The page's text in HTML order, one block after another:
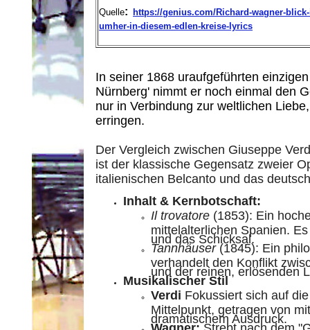
Quelle:
https://genius.com/Richard-wagner-
umher-in-diesem-edlen-kreise-lyrics
In seiner 1868 uraufgeführten
Nürnberg' nimmt er noch einmal den
nur in Verbindung zur weltlichen
erringen.
Der Vergleich zwischen Giuseppe
ist der klassische Gegensatz zweier
italienischen Belcanto und das
Inhalt & Kernbotschaft:
Il trovatore (1853): Ein
mittelalterlichen Spanien.
und das Schicksal.
Tannhäuser(1845): Ein
verhandelt den Konflikt
und der reinen, erlösenden
Musikalischer Stil
Verdi Fokussiert sich auf
Mittelpunkt, getragen von
dramatischem Ausdruck.